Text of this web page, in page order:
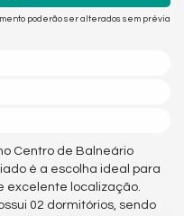
poderão ser alterados sem prévia
Centro de Balneário
é a escolha ideal para
excelente localização.
02 dormitórios, sendo